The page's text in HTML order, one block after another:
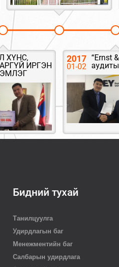
ХҮНС,
ИРГЭН
2017
01-02
“Ernst
Бидний тухай
Танилцуулга
Удирдлагын баг
Менежментийн баг
Салбарын удирдлага